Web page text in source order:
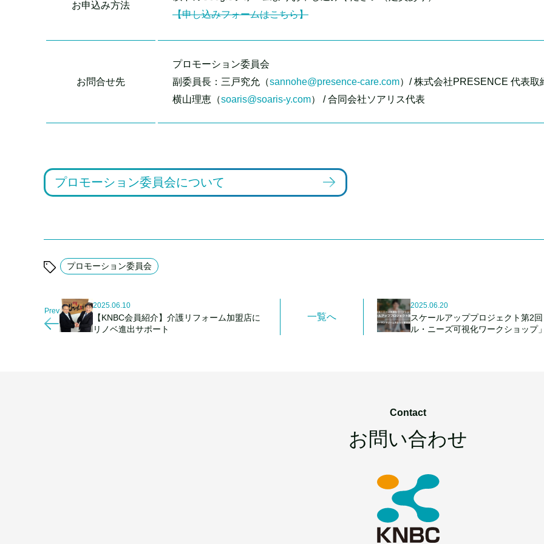
お申込み方法
【申し込みフォームはこちら】
お問合せ先
プロモーション委員会
副委員長：三戸究允（sannohe@presence-care.com）/ 株式会社PRESENCE 代表取
横山理恵（soaris@soaris-y.com） / 合同会社ソアリス代表
プロモーション委員会について
プロモーション委員会
Prev
2025.06.10
【KNBC会員紹介】介護リフォーム加盟店に
リノベ進出サポート
一覧へ
2025.06.20
スケールアッププロジェクト第2
ル・ニーズ可視化ワークショップ
Contact
お問い合わせ